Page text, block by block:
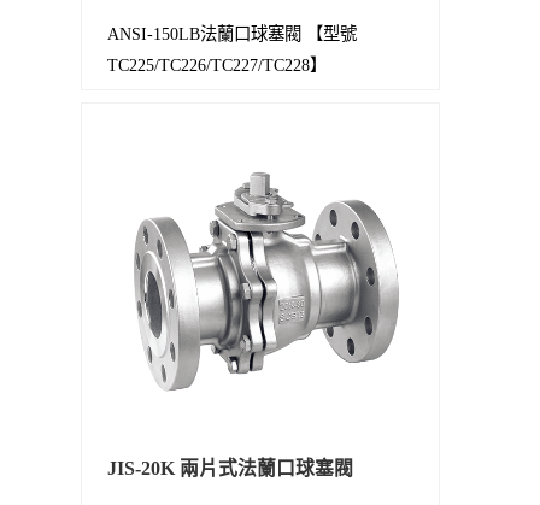
ANSI-150LB法蘭口球塞閥 【型號
TC225/TC226/TC227/TC228】
JIS-20K 兩片式法蘭口球塞閥